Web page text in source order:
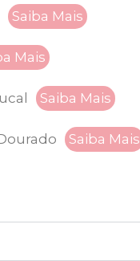
Saiba Mais
Mais
Saiba Mais
Saiba Mais